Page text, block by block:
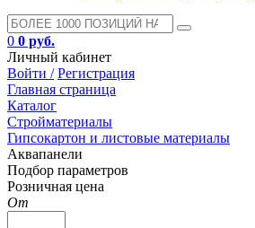
0 0 руб.
Личный кабинет
Войти / Регистрация
Главная страница
Каталог
Стройматериалы
Гипсокартон и листовые материалы
Аквапанели
Подбор параметров
Розничная цена
От